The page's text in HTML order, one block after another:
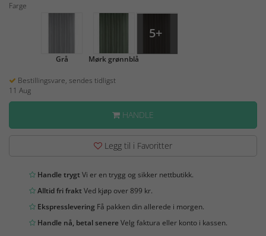
Farge
Grå Mørk grønnblå
5+
Bestillingsvare, sendes tidligst
11 Aug
HANDLE
Legg til i Favoritter
Handle trygtVi er en trygg og sikker nettbutikk.
Alltid fri fraktVed kjøp over 899 kr.
Ekspresslevering Få pakken din allerede i morgen.
Handle nå, betal senereVelg faktura eller konto i kassen.